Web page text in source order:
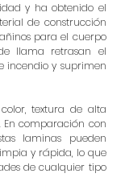
y ha obtenido el
de construcción
para el cuerpo
llama retrasan el
incendio y suprimen
textura de alta
En comparación con
laminas pueden
y rápida, lo que
de cualquier tipo